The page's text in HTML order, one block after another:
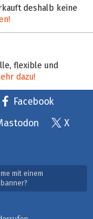
deshalb keine
flexible und
dazu!
Facebook
X
mit einem